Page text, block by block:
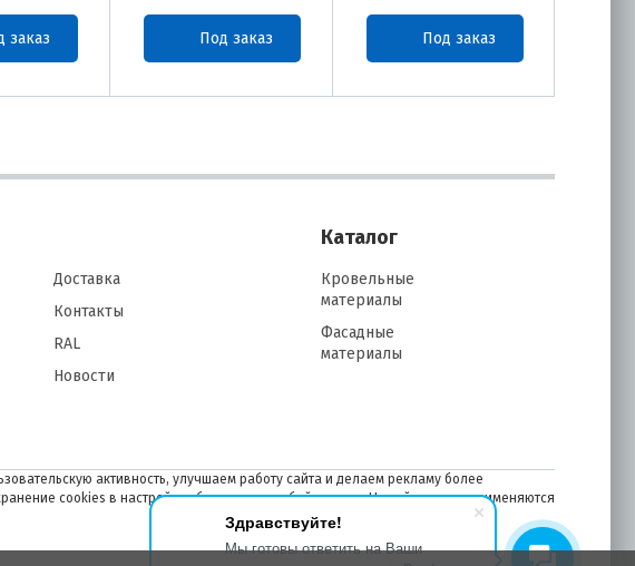
Здравствуйте!
Мы готовы ответить на Ваши
заказ Под заказ Под заказ
Доставка
Контакты
RAL
Новости
Каталог
Кровельные
материалы
Фасадные
материалы
активность, улучшаем работу сайта и делаем рекламу более
cookies в настройках браузера в любой момент. На сайте также применяются